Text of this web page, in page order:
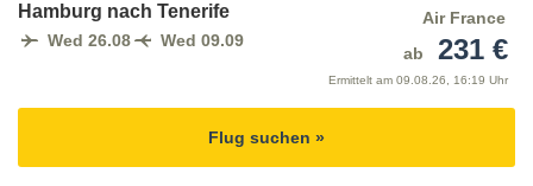
Hamburg nach Tenerife
Wed 26.08 Wed 09.09
Air France
ab
231 €
Ermittelt am 09.08.26, 16:19 Uhr
Flug suchen »